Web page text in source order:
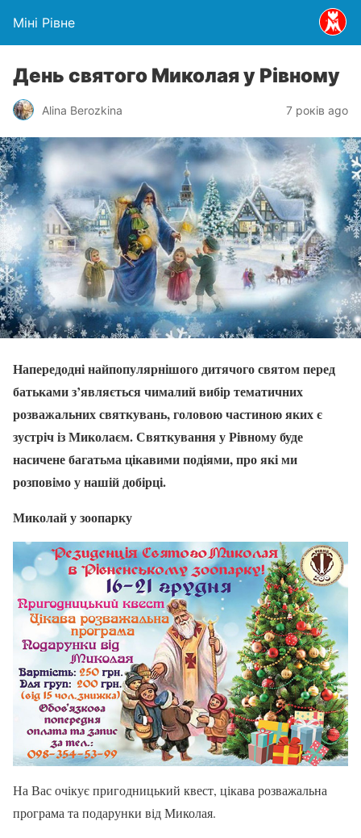
Міні Рівне
День святого Миколая у Рівному
Alina Berozkina 7 років ago
Напередодні найпопулярнішого дитячого святом перед
батьками з’являється чималий вибір тематичних
розважальних святкувань, головою частиною яких є
зустріч із Миколаєм. Святкування у Рівному буде
насичене багатьма цікавими подіями, про які ми
розповімо у нашій добірці.
Миколай у зоопарку
На Вас очікує пригодницький квест, цікава розважальна
програма та подарунки від Миколая.